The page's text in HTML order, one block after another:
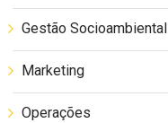
Gestão Socioambiental
Marketing
Operações